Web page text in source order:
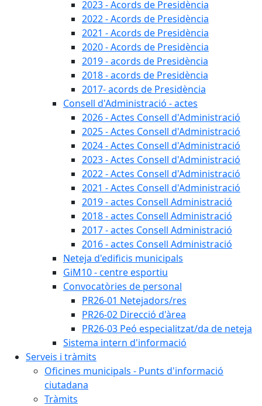
2023 - Acords de Presidència
2022 - Acords de Presidència
2021 - Acords de Presidència
2020 - Acords de Presidència
2019 - acords de Presidència
2018 - acords de Presidència
2017- acords de Presidència
Consell d'Administració - actes
2026 - Actes Consell d'Administració
2025 - Actes Consell d'Administració
2024 - Actes Consell d'Administració
2023 - Actes Consell d'Administració
2022 - Actes Consell d'Administració
2021 - Actes Consell d'Administració
2019 - actes Consell Administració
2018 - actes Consell Administració
2017 - actes Consell Administració
2016 - actes Consell Administració
Neteja d'edificis municipals
GiM10 - centre esportiu
Convocatòries de personal
PR26-01 Netejadors/res
PR26-02 Direcció d'àrea
PR26-03 Peó especialitzat/da de neteja
Sistema intern d'informació
Serveis i tràmits
Oficines municipals - Punts d'informació
ciutadana
Tràmits